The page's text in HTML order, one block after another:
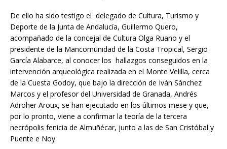
De ello ha sido testigo el delegado de Cultura, Turismo y
Deporte de la Junta de Andalucía, Guillermo Quero,
acompañado de la concejal de Cultura Olga Ruano y el
presidente de la Mancomunidad de la Costa Tropical, Sergio
García Alabarce, al conocer los hallazgos conseguidos en la
intervención arqueológica realizada en el Monte Velilla, cerca
de la Cuesta Godoy, que bajo la dirección de Iván Sánchez
Marcos y el profesor del Universidad de Granada, Andrés
Adroher Aroux, se han ejecutado en los últimos mese y que,
por lo pronto, viene a confirmar la teoría de la tercera
necrópolis fenicia de Almuñécar, junto a las de San Cristóbal y
Puente e Noy.